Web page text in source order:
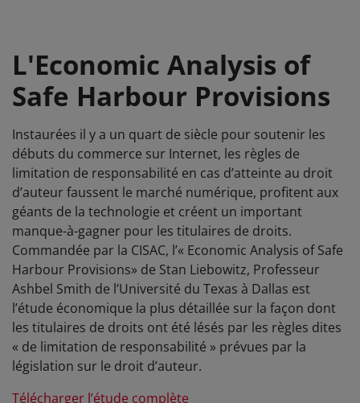
L'Economic Analysis of
Safe Harbour Provisions
Instaurées il y a un quart de siècle pour soutenir les
débuts du commerce sur Internet, les règles de
limitation de responsabilité en cas d’atteinte au droit
d’auteur faussent le marché numérique, profitent aux
géants de la technologie et créent un important
manque-à-gagner pour les titulaires de droits.
Commandée par la CISAC, l’« Economic Analysis of Safe
Harbour Provisions» de Stan Liebowitz, Professeur
Ashbel Smith de l’Université du Texas à Dallas est
l’étude économique la plus détaillée sur la façon dont
les titulaires de droits ont été lésés par les règles dites
« de limitation de responsabilité » prévues par la
législation sur le droit d’auteur.
Télécharger l’étude complète